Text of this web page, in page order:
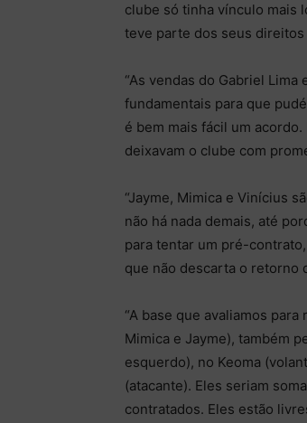
clube só tinha vínculo mais
teve parte dos seus direitos
“As vendas do Gabriel
fundamentais para que
é bem mais fácil um
deixavam o clube com
“Jayme, Mimica e Vinícius
não há nada demais, até
para tentar um pré-
que não descarta o retorno
“A base que avaliamos
Mimica e Jayme), também
esquerdo), no Keoma
(atacante). Eles seriam
contratados. Eles estão